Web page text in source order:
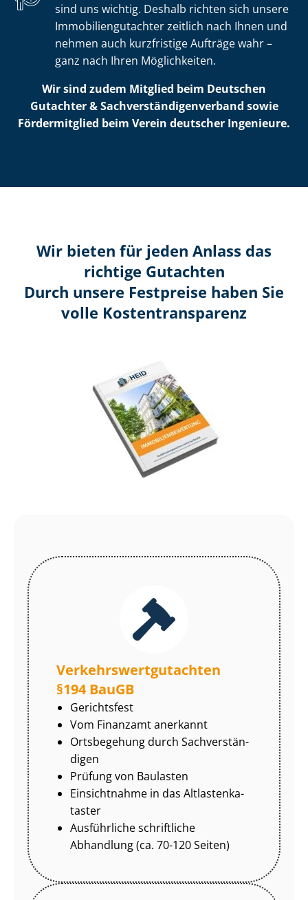
sind uns wichtig. Deshalb richten sich unsere
Im­mo­bi­li­en­gut­ach­ter zeitlich nach Ihnen und
nehmen auch kurzfristige Aufträge wahr –
ganz nach Ihren Möglichkeiten.
Wir sind zudem Mitglied beim Deutschen
Gutachter & Sach­ver­stän­di­gen­ver­band sowie
Fördermitglied beim Verein deutscher Ingenieure.
Wir bieten für jeden Anlass das
richtige Gutachten
Durch unsere Festpreise haben Sie
volle Kosten­transparenz
Ver­kehrs­wert­gut­ach­ten
§194 BauGB
Gerichtsfest
Vom Finanzamt anerkannt
Ortsbegehung durch Sach­ver­stän­
di­gen
Prüfung von Baulasten
Einsichtnahme in das Alt­las­ten­ka­
tas­ter
Ausführliche schriftliche
Abhandlung (ca. 70-120 Seiten)